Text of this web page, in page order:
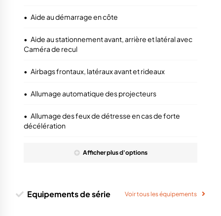
• Aide au démarrage en côte
• Aide au stationnement avant, arrière et latéral avec
Caméra de recul
• Airbags frontaux, latéraux avant et rideaux
• Allumage automatique des projecteurs
• Allumage des feux de détresse en cas de forte
décélération
Afficherplusd'options
Equipements de série Voir tous les équipements